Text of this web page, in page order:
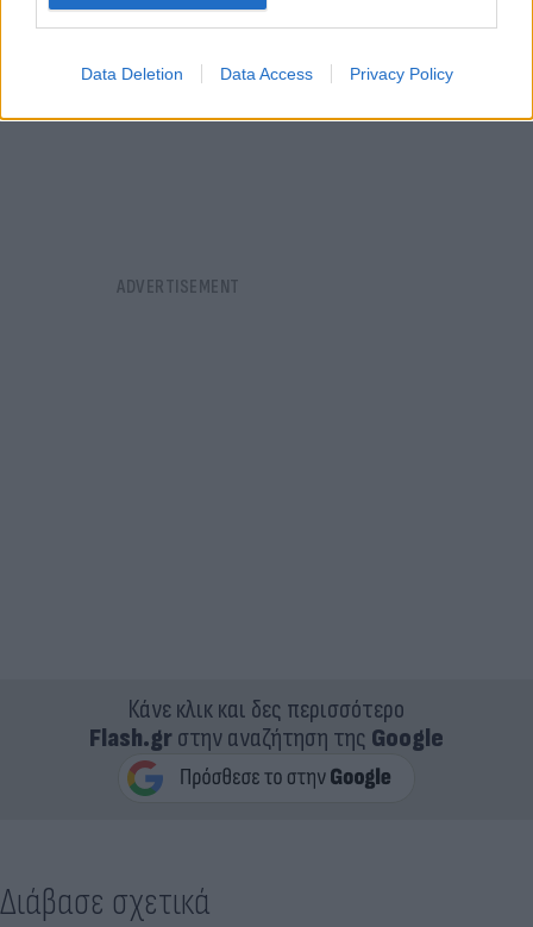
Data Deletion Data Access Privacy Policy
Κάνε κλικ και δες περισσότερο
Flash.grστην αναζήτηση της Google
Διάβασε σχετικά